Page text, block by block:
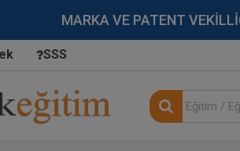
MARKA VE PATENT
SSS